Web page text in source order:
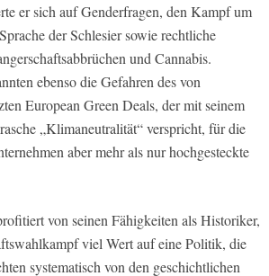
er sich auf Genderfragen, den Kampf um
der Schlesier sowie rechtliche
und Cannabis.
ebenso die Gefahren des von
European Green Deals, der mit seinem
„Klimaneutralität“ verspricht, für die
aber mehr als nur hochgesteckte
von seinen Fähigkeiten als Historiker,
viel Wert auf eine Politik, die
systematisch von den geschichtlichen